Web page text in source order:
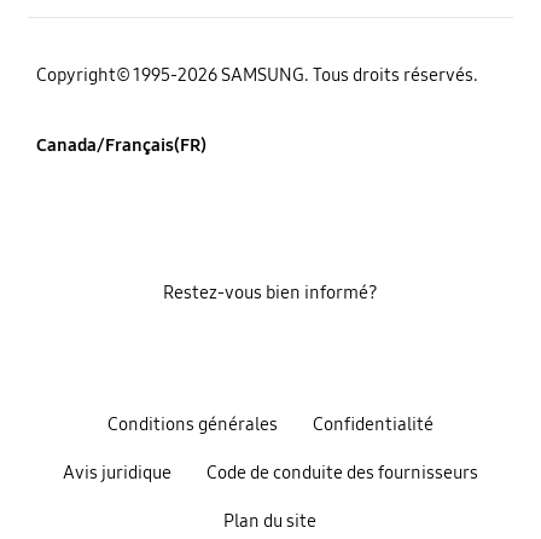
Copyright© 1995-2026 SAMSUNG. Tous droits réservés.
Canada/Français(FR)
Conditions générales Confidentialité
Avis juridique Code de conduite des fournisseurs
Plan du site
Restez-vous bien informé?